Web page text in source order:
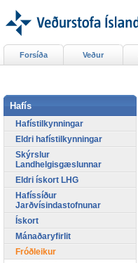
Forsíða Veður
Hafís
Hafístilkynningar
Eldri hafístilkynningar
Skýrslur
Landhelgisgæslunnar
Eldri ískort LHG
Hafíssíður
Jarðvísindastofnunar
Ískort
Mánaðaryfirlit
Fróðleikur